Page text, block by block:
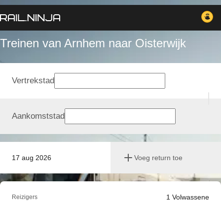
Treinen van Arnhem naar Oisterwijk
17 aug 2026 Voeg return toe
Vertrekstad
Aankomststad
Reizigers 1 Volwassene